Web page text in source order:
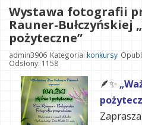
Wystawa fotografii
Rauner-Bułczyńskiej
pożyteczne”
admin3906 Kategoria: konkursy
Odsłony: 1158
🪶✨